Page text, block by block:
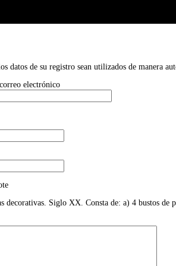
datos de su registro sean utilizados de manera
electrónico
decorativas. Siglo XX. Consta de: a) 4 bustos de